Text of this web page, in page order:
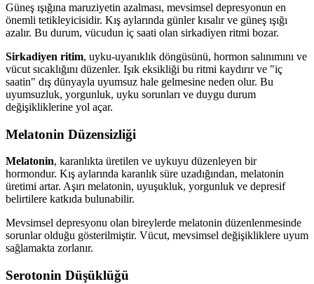
Güneş ışığına maruziyetin azalması, mevsimsel depresyonun en
önemli tetikleyicisidir. Kış aylarında günler kısalır ve güneş ışığı
azalır. Bu durum, vücudun iç saati olan sirkadiyen ritmi bozar.
Sirkadiyen ritim, uyku-uyanıklık döngüsünü, hormon salınımını ve
vücut sıcaklığını düzenler. Işık eksikliği bu ritmi kaydırır ve "iç
saatin" dış dünyayla uyumsuz hale gelmesine neden olur. Bu
uyumsuzluk, yorgunluk, uyku sorunları ve duygu durum
değişikliklerine yol açar.
Melatonin Düzensizliği
Melatonin, karanlıkta üretilen ve uykuyu düzenleyen bir
hormondur. Kış aylarında karanlık süre uzadığından, melatonin
üretimi artar. Aşırı melatonin, uyuşukluk, yorgunluk ve depresif
belirtilere katkıda bulunabilir.
Mevsimsel depresyonu olan bireylerde melatonin düzenlenmesinde
sorunlar olduğu gösterilmiştir. Vücut, mevsimsel değişikliklere uyum
sağlamakta zorlanır.
Serotonin Düşüklüğü